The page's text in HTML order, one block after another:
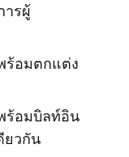
ารผู้
ร้อมตกแต่ง
ร้อมบิลท์อิน
ยวกัน